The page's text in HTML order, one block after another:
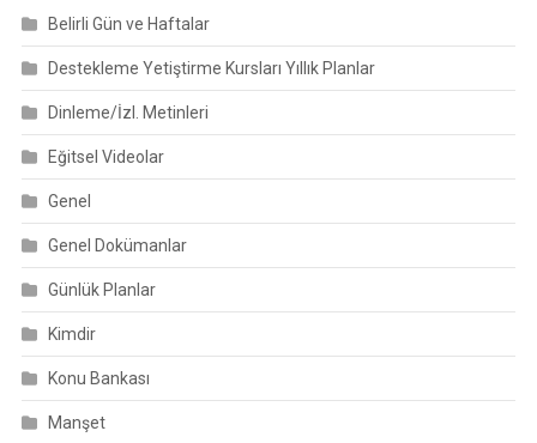
Belirli Gün ve Haftalar
Destekleme Yetiştirme Kursları Yıllık Planlar
Dinleme/İzl. Metinleri
Eğitsel Videolar
Genel
Genel Dokümanlar
Günlük Planlar
Kimdir
Konu Bankası
Manşet